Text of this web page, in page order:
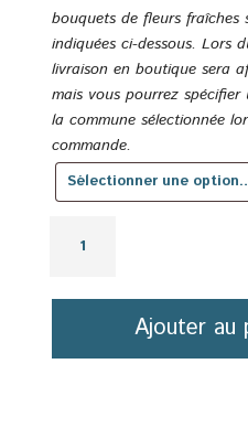
bouquets de fleurs fraîches
indiquées ci-dessous. Lors
livraison en boutique sera
mais vous pourrez
la commune sélectionnée
commande.
deuil
Ajouter au